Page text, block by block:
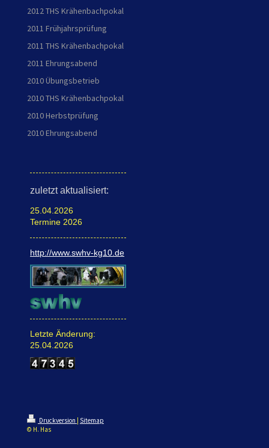
2012 THS Krähenbachpokal
2011 Frühjahrsprüfung
2011 THS Krähenbachpokal
2011 Ehrungsabend
2010 Übungsbetrieb
2010 THS Krähenbachpokal
2010 Herbstprüfung
2010 Ehrungsabend
zuletzt aktualisiert:
25.04.2026
Termine 2026
http://www.swhv-kg10.de
Letzte Änderung:
25.04.2026
Druckversion | Sitemap
© H. Has